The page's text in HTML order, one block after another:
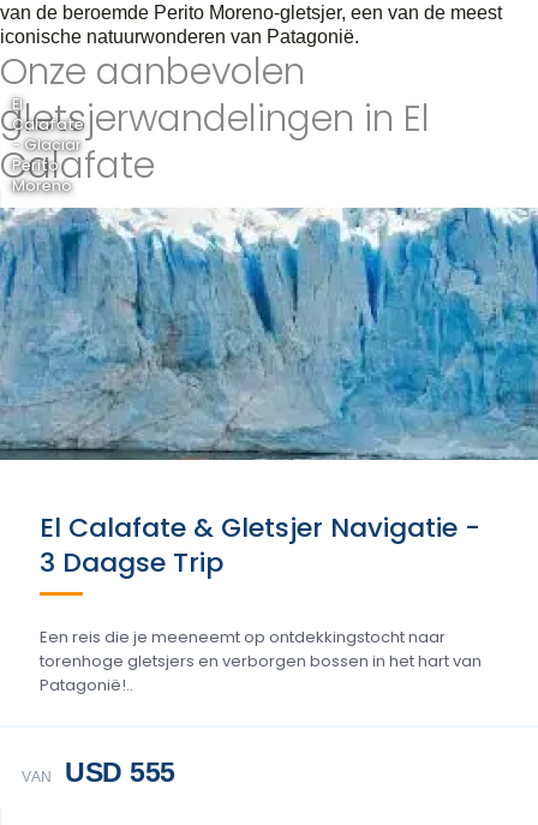
van de beroemde Perito Moreno-gletsjer, een van de meest
iconische natuurwonderen van Patagonië.
Onze aanbevolen
gletsjerwandelingen in El
Calafate
El
Calafate
- Glaciar
Perito
Moreno
El Calafate & Gletsjer Navigatie -
3 Daagse Trip
Een reis die je meeneemt op ontdekkingstocht naar
torenhoge gletsjers en verborgen bossen in het hart van
Patagonië!..
VAN USD 555